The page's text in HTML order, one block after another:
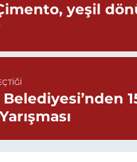
yeşil